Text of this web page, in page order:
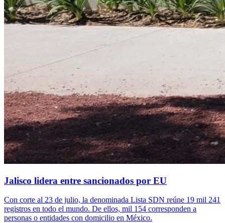
Jalisco lidera entre sancionados por EU
Con corte al 23 de julio, la denominada Lista SDN reúne 19 mil 241
registros en todo el mundo. De ellos, mil 154 corresponden a
personas o entidades con domicilio en México.